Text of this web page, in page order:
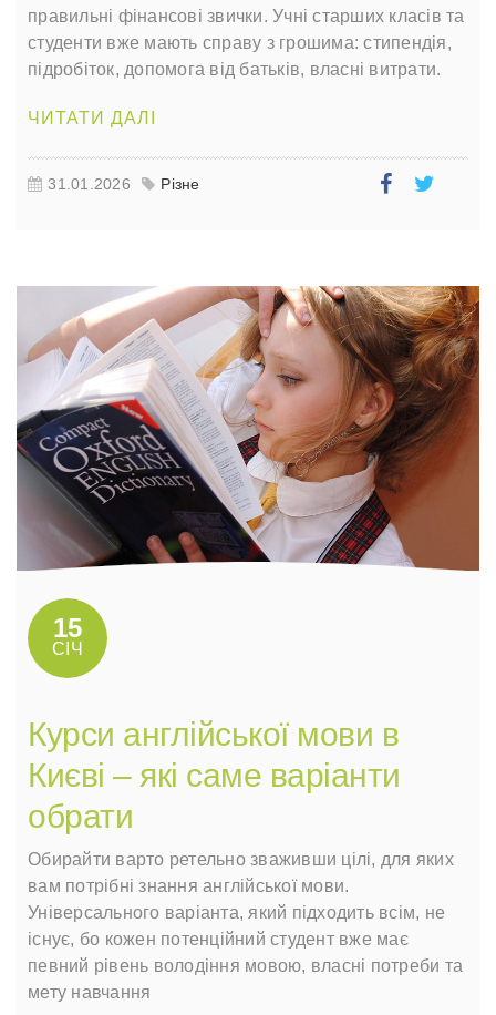
правильні фінансові звички. Учні старших класів та
студенти вже мають справу з грошима: стипендія,
підробіток, допомога від батьків, власні витрати.
ЧИТАТИ ДАЛІ
31.01.2026 Різне
15
СІЧ
Курси англійської мови в
Києві – які саме варіанти
обрати
Обирайти варто ретельно зваживши цілі, для яких
вам потрібні знання англійської мови.
Універсального варіанта, який підходить всім, не
існує, бо кожен потенційний студент вже має
певний рівень володіння мовою, власні потреби та
мету навчання